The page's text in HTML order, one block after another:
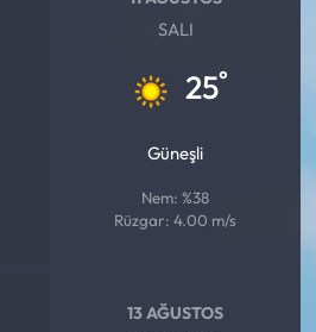
SALI
25°
Güneşli
Nem: %38
Rüzgar: 4.00 m/s
13 AĞUSTOS